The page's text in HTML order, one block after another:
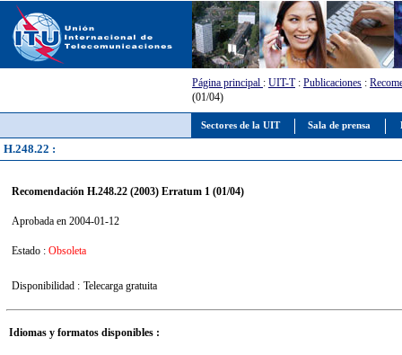
Sectores de la UIT Sala de prensa
Página principal : UIT-T: Publicaciones :
(01/04)
H.248.22 :
Recomendación H.248.22 (2003) Erratum 1 (01/04)
Aprobada en 2004-01-12
Estado : Obsoleta
Disponibilidad : Telecarga gratuita
Idiomas y formatos disponibles :